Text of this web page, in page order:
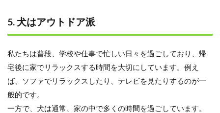
5. 犬はアウトドア派
私たちは普段、学校や仕事で忙しい日々を過ごしており、帰
宅後に家でリラックスする時間を大切にしています。例え
ば、ソファでリラックスしたり、テレビを見たりするのが一
般的です。
一方で、犬は通常、家の中で多くの時間を過ごしています。